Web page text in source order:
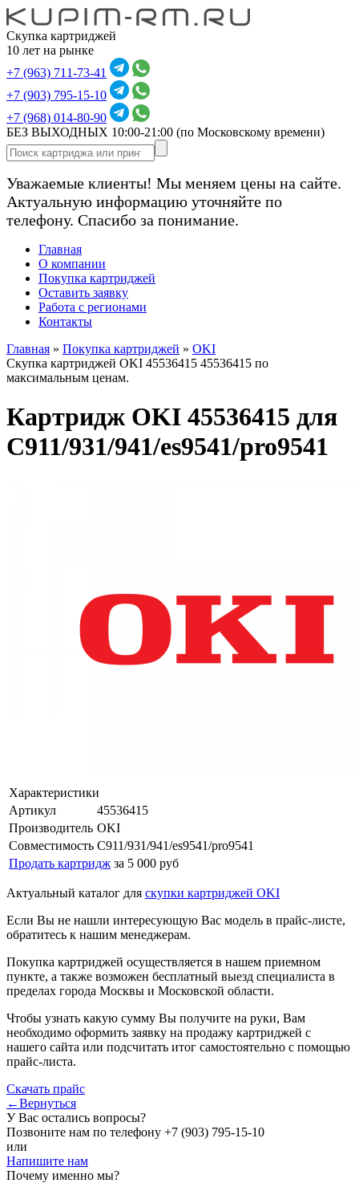
Скупка картриджей
10 лет на рынке
+7 (963) 711-73-41
+7 (903) 795-15-10
+7 (968) 014-80-90
БЕЗ ВЫХОДНЫХ 10:00-21:00 (по Московскому времени)
Уважаемые клиенты! Мы меняем цены на сайте.
Актуальную информацию уточняйте по
телефону. Спасибо за понимание.
Главная
О компании
Покупка картриджей
Оставить заявку
Работа с регионами
Контакты
Главная » Покупка картриджей » OKI
Скупка картриджей OKI 45536415 45536415 по
максимальным ценам.
Картридж OKI 45536415 для
C911/931/941/es9541/pro9541
Характеристики
Артикул
45536415
Производитель OKI
Совместимость C911/931/941/es9541/pro9541
Продать картридж за 5 000 руб
Актуальный каталог для скупки картриджей OKI
Если Вы не нашли интересующую Вас модель в прайс-листе,
обратитесь к нашим менеджерам.
Покупка картриджей осуществляется в нашем приемном
пункте, а также возможен бесплатный выезд специалиста в
пределах города Москвы и Московской области.
Чтобы узнать какую сумму Вы получите на руки, Вам
необходимо оформить заявку на продажу картриджей с
нашего сайта или подсчитать итог самостоятельно с помощью
прайс-листа.
Скачать прайс
←Вернуться
У Вас остались вопросы?
Позвоните нам по телефону +7 (903) 795-15-10
или
Напишите нам
Почему именно мы?